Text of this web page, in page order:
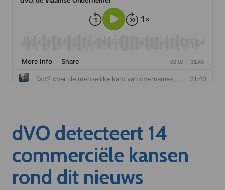
dVO detecteert 14
commerciële kansen
rond dit nieuws